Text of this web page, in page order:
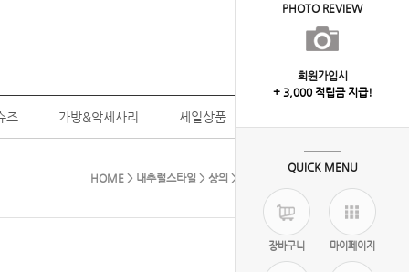
즈 가방&악세사리 세일상품
HOME > 내추럴스타일 > 상의 > 7-7212(포켓배색반티)
PHOTO REVIEW
회원가입시
+ 3,000 적립금 지급!
QUICK MENU
장바구니 마이페이지